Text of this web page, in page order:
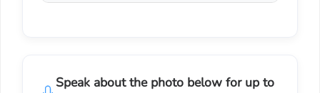
Speak about the photo below for up to